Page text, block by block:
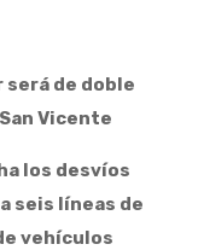
será de doble
Vicente
los desvíos
seis líneas de
vehículos